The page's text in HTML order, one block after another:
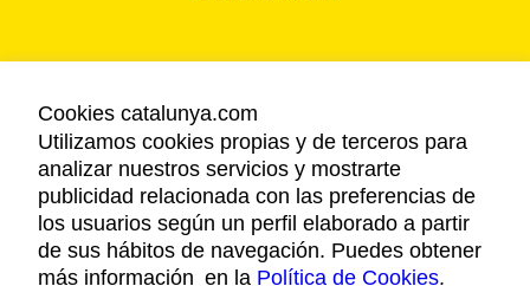
AVISO LEGAL
POLÍTICA DE PRIVACIDAD
COOKIES
ACCESSIBILIDAD
Cookies catalunya.com
Utilizamos cookies propias y de terceros para
analizar nuestros servicios y mostrarte
publicidad relacionada con las preferencias de
los usuarios según un perfil elaborado a partir
de sus hábitos de navegación. Puedes obtener
más información en la Política de Cookies.